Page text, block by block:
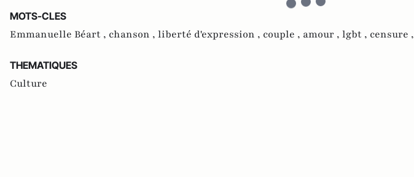
MOTS-CLES
Emmanuelle Béart , chanson , liberté d'expression , couple , amour , lgbt , censure ,
THEMATIQUES
Culture